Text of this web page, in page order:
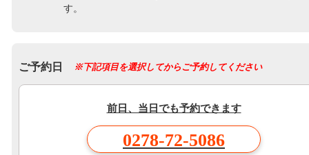
す。
ご予約日 ※下記項目を選択してからご予約してください
前日、当日でも予約できます
0278-72-5086